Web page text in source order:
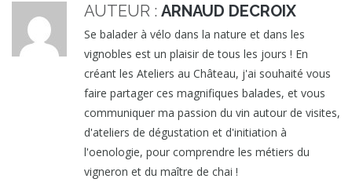
AUTEUR : ARNAUD DECROIX
Se balader à vélo dans la nature et dans les
vignobles est un plaisir de tous les jours ! En
créant les Ateliers au Château, j'ai souhaité vous
faire partager ces magnifiques balades, et vous
communiquer ma passion du vin autour de visites,
d'ateliers de dégustation et d'initiation à
l'oenologie, pour comprendre les métiers du
vigneron et du maître de chai !